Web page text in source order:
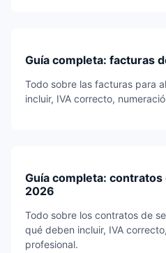
Guía completa: facturas
Todo sobre las facturas para
incluir, IVA correcto,
Guía completa:
2026
Todo sobre los contratos de
qué deben incluir, IVA
profesional.